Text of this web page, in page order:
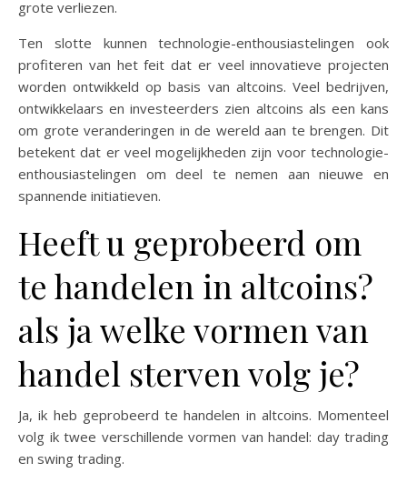
grote verliezen.
Ten slotte kunnen technologie-enthousiastelingen ook
profiteren van het feit dat er veel innovatieve projecten
worden ontwikkeld op basis van altcoins. Veel bedrijven,
ontwikkelaars en investeerders zien altcoins als een kans
om grote veranderingen in de wereld aan te brengen. Dit
betekent dat er veel mogelijkheden zijn voor technologie-
enthousiastelingen om deel te nemen aan nieuwe en
spannende initiatieven.
Heeft u geprobeerd om
te handelen in altcoins?
als ja welke vormen van
handel sterven volg je?
Ja, ik heb geprobeerd te handelen in altcoins. Momenteel
volg ik twee verschillende vormen van handel: day trading
en swing trading.